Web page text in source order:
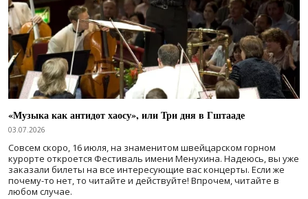
«Музыка как антидот хаосу», или Три дня в Гштааде
03.07.2026
Совсем скоро, 16 июля, на знаменитом швейцарском горном
курорте откроется Фестиваль имени Менухина. Надеюсь, вы уже
заказали билеты на все интересующие вас концерты. Если же
почему-то нет, то читайте и действуйте! Впрочем, читайте в
любом случае.